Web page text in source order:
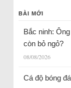
BÀI MỚI
Bắc ninh:
còn bỏ ngỏ?
08/08/2026
Cá độ bóng